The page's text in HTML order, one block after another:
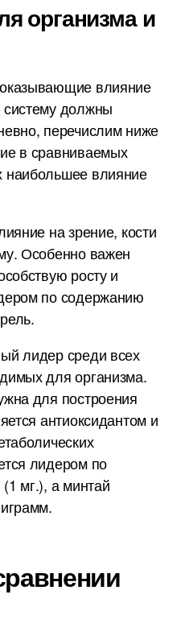
организма и
влияние
должны
перечислим ниже
в сравниваемых
наибольшее влияние
на зрение, кости
Особенно важен
росту и
по содержанию
лидер среди всех
для организма.
для построения
антиоксидантом и
лидером по
мг.), а минтай